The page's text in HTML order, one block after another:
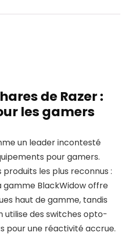
de Razer :
les gamers
un leader incontesté
pour gamers.
les plus reconnus :
gamme BlackWidow offre
haut de gamme, tandis
utilise des switches opto-
pour une réactivité accrue.